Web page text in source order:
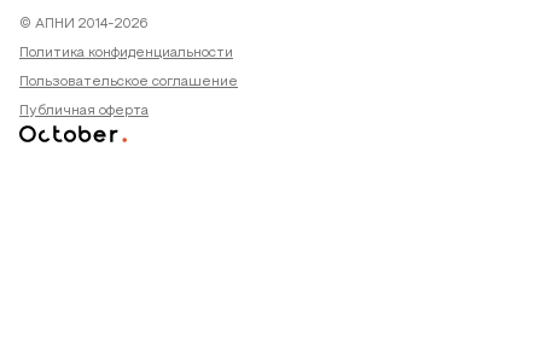
© АПНИ 2014-2026
Политика конфиденциальности
Пользовательское соглашение
Публичная оферта